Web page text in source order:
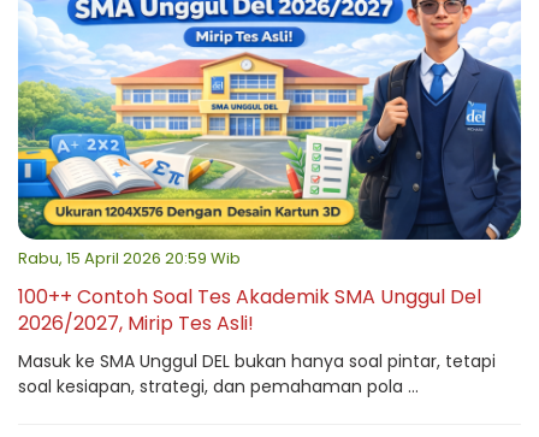
Rabu, 15 April 2026 20:59 Wib
100++ Contoh Soal Tes Akademik SMA Unggul Del
2026/2027, Mirip Tes Asli!
Masuk ke SMA Unggul DEL bukan hanya soal pintar, tetapi
soal kesiapan, strategi, dan pemahaman pola ...